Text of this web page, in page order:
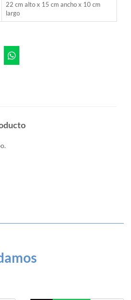
22 cm alto x 15 cm ancho x 10 cm
largo